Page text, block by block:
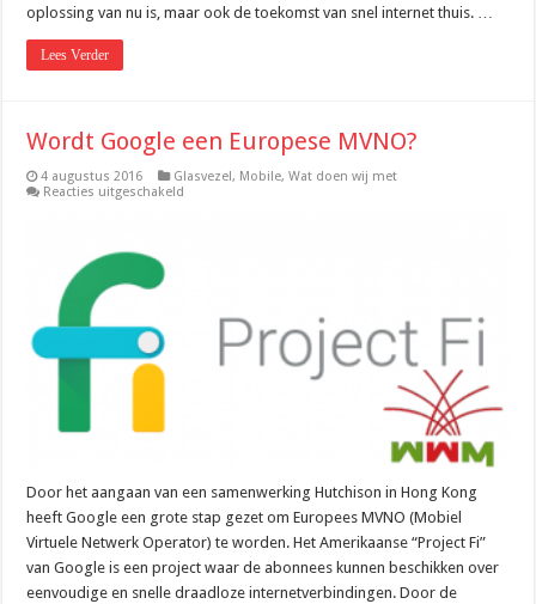
oplossing van nu is, maar ook de toekomst van snel internet thuis. …
Lees Verder
Wordt Google een Europese MVNO?
4 augustus 2016 Glasvezel, Mobile,Wat doen wij met
Reacties uitgeschakeld
Door het aangaan van een samenwerking Hutchison in Hong Kong
heeft Google een grote stap gezet om Europees MVNO (Mobiel
Virtuele Netwerk Operator) te worden. Het Amerikaanse “Project Fi”
van Google is een project waar de abonnees kunnen beschikken over
eenvoudige en snelle draadloze internetverbindingen. Door de